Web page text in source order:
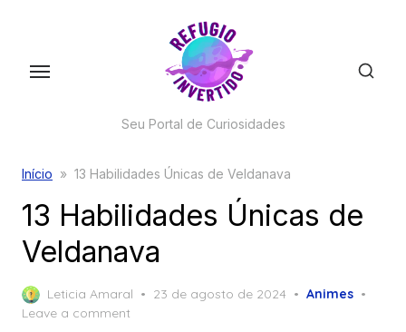
Seu Portal de Curiosidades
Início » 13 Habilidades Únicas de Veldanava
13 Habilidades Únicas de
Veldanava
Leticia Amaral
Posted
23 de agosto de 2024
Animes
Leave a comment